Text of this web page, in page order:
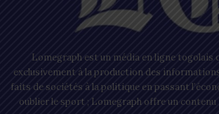
Lomegraph est un média en ligne togolais
exclusivement à la production des
faits de sociétés à la politique en passant
oublier le sport ; Lomegraph offre un